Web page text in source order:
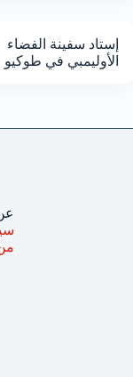
إستاد سفينة الفضاء
الأوليمبي في طوكيو